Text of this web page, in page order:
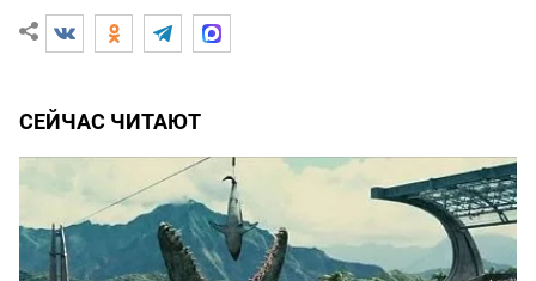
СЕЙЧАС ЧИТАЮТ